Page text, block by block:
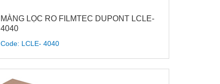
MÀNG LỌC RO FILMTEC DUPONT LCLE-
4040
Code: LCLE- 4040